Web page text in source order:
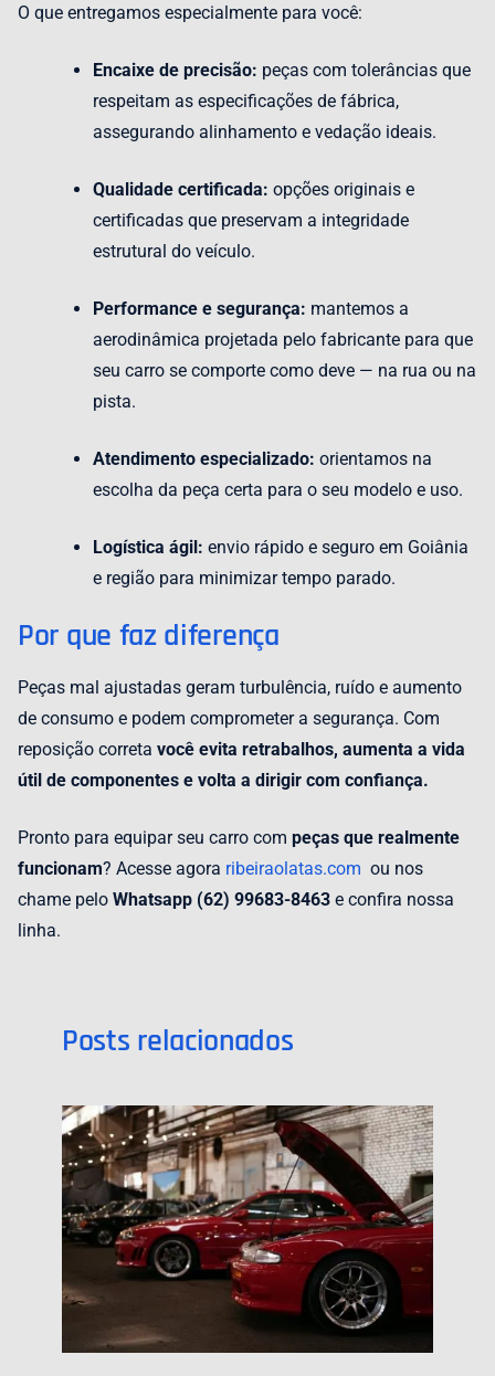
O que entregamos especialmente para você:
Encaixe de precisão: peças com tolerâncias que
respeitam as especificações de fábrica,
assegurando alinhamento e vedação ideais.
Qualidade certificada: opções originais e
certificadas que preservam a integridade
estrutural do veículo.
Performance e segurança: mantemos a
aerodinâmica projetada pelo fabricante para que
seu carro se comporte como deve — na rua ou na
pista.
Atendimento especializado: orientamos na
escolha da peça certa para o seu modelo e uso.
Logística ágil: envio rápido e seguro em Goiânia
e região para minimizar tempo parado.
Por que faz diferença
Peças mal ajustadas geram turbulência, ruído e aumento
de consumo e podem comprometer a segurança. Com
reposição correta você evita retrabalhos, aumenta a vida
útil de componentes e volta a dirigir com confiança.
Pronto para equipar seu carro com peças que realmente
funcionam? Acesse agora ribeiraolatas.com ou nos
chame pelo Whatsapp (62) 99683-8463 e confira nossa
linha.
Posts relacionados